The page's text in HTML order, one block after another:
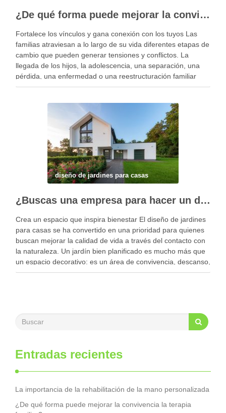
¿De qué forma puede mejorar la convivencia la terapia familiar?
Fortalece los vínculos y gana conexión con los tuyos Las
familias atraviesan a lo largo de su vida diferentes etapas de
cambio que pueden generar tensiones y conflictos. La
llegada de los hijos, la adolescencia, una separación, una
pérdida, una enfermedad o una reestructuración familiar
pueden alterar el equilibrio del …
diseño de jardines para casas
¿Buscas una empresa para hacer un diseño profesional de jardines en tu casa?
Crea un espacio que inspira bienestar El diseño de jardines
para casas se ha convertido en una prioridad para quienes
buscan mejorar la calidad de vida a través del contacto con
la naturaleza. Un jardín bien planificado es mucho más que
un espacio decorativo: es un área de convivencia, descanso,
…
Entradas recientes
La importancia de la rehabilitación de la mano personalizada
¿De qué forma puede mejorar la convivencia la terapia